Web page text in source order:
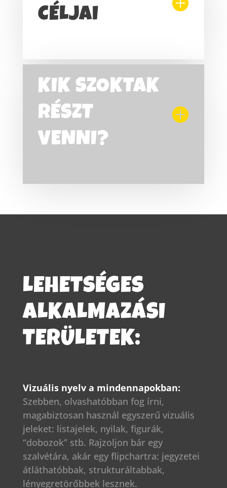
CÉLJAI
KIK SZOKTAK
RÉSZT
VENNI?
LEHETSÉGES
ALKALMAZÁSI
TERÜLETEK:
Vizuális nyelv a mindennapokban:
Szebben, olvashatóbban fog írni,
magabiztosan használ egyszerű vizuális
jeleket: listajelek, nyilak, figurák,
“dobozok” stb. Rajzoljon bár egy
szalvétára, akár egy flipchartra: jegyzetei
átláthatóbbak, strukturáltabbak,
lényegretörőbbek lesznek.